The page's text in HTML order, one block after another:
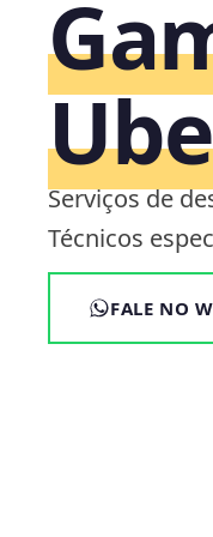
Serviços de
Técnicos
FALE NO